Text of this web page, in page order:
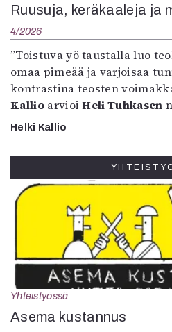
Ruusuja, keräkaaleja ja
4/2026
”Toistuva yö taustalla luo
omaa pimeää ja varjoisaa
kontrastina teosten
KallioarvioiHeli Tuhkasen
Helki Kallio
Yhteistyössä
Asema kustannus